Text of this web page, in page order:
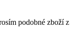
podobné zboží z